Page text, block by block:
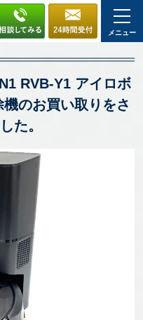
メニュー
RVB-Y1 アイロボ
のお買い取りをさ
た。